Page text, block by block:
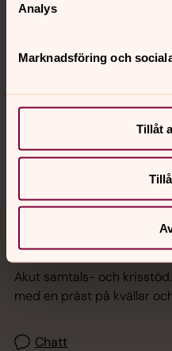
Analys
Marknadsföring och
Tillåt
Hitta snabbt
Jourhavande präst
Akut samtals- och
med en präst på kvällar
Chatt